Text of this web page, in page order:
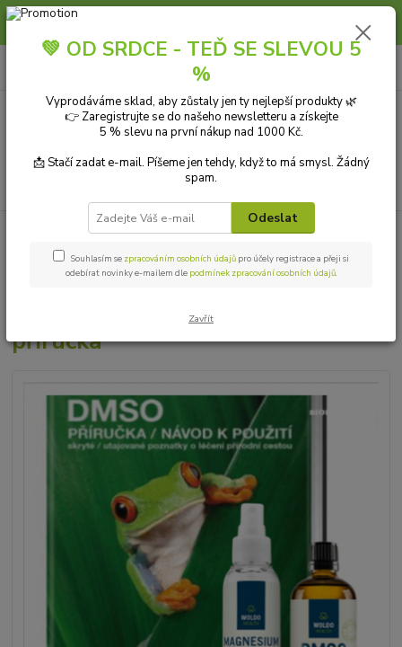
Slunce, koupání a horko dávají vlasům zabrat. Dopřejte jim šetrnou péči s
CZK
DÁRKY A KNIHY Knihy
DMSO 99,9 % 100 ml + Hořčík
DMSO 99,9 % 100 ml + Hořčík
(magnesiový olej) 100 ml +
příručka
💚 OD SRDCE - TEĎ SE SLEVOU 5
%
Vyprodáváme sklad, aby zůstaly jen ty nejlepší produkty 🌿
👉 Zaregistrujte se do našeho newsletteru a získejte
5 % slevu na první nákup nad 1000 Kč.
📩 Stačí zadat e-mail. Píšeme jen tehdy, když to má smysl. Žádný
spam.
Odeslat
Souhlasím se zpracováním osobních údajů pro účely registrace a přeji si
odebírat novinky e-mailem dle podmínek zpracování osobních údajů.
Zavřít